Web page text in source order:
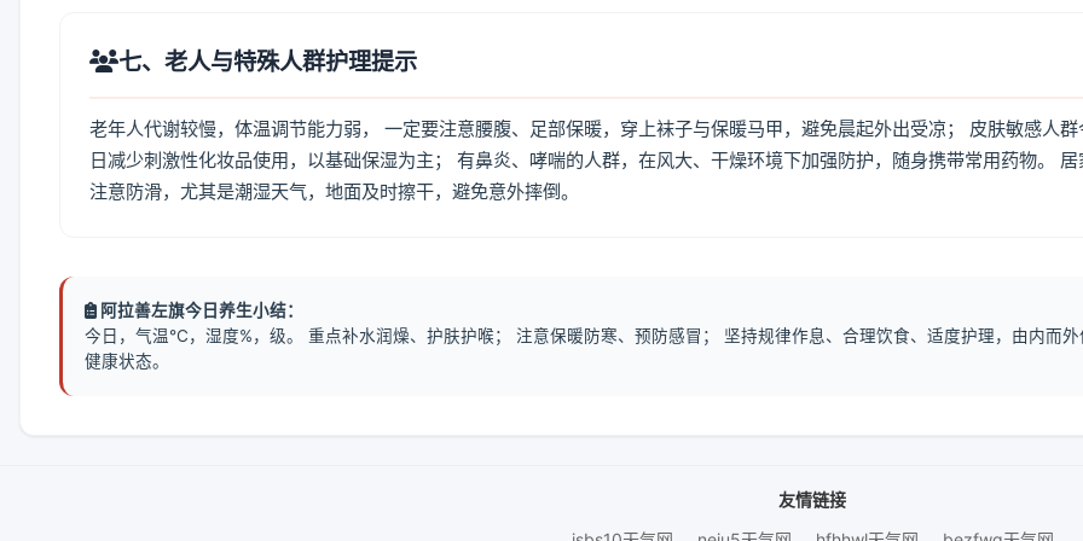
七、老人与特殊人群护理提示
老年人代谢较慢，体温调节能力弱， 一定要注意腰腹、足部保暖，穿上袜子与保暖马甲，避免晨起外出受凉； 皮肤敏感人群
日减少刺激性化妆品使用，以基础保湿为主； 有鼻炎、哮喘的人群，在风大、干燥环境下加强防护，随身携带常用药物。 居
注意防滑，尤其是潮湿天气，地面及时擦干，避免意外摔倒。
阿拉善左旗今日养生小结：
今日，气温℃，湿度%，级。 重点补水润燥、护肤护喉； 注意保暖防寒、预防感冒； 坚持规律作息、合理饮食、适度护理，由内而外
健康状态。
友情链接